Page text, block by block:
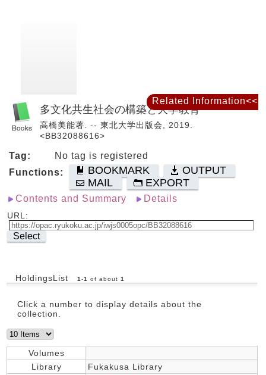
多文化共生社会の構築と大学教育
高橋美能著. -- 東北大学出版会, 2019.
<BB32088616>
Tag:
No tag is registered
Functions:
BOOKMARK
OUTPUT
MAIL
EXPORT
Contents and Summary Details
URL:
Select
HoldingsList 1 -1 of about 1
Click a number to display details about the
collection.
Volumes
Library
Fukakusa Library
Related Information<<